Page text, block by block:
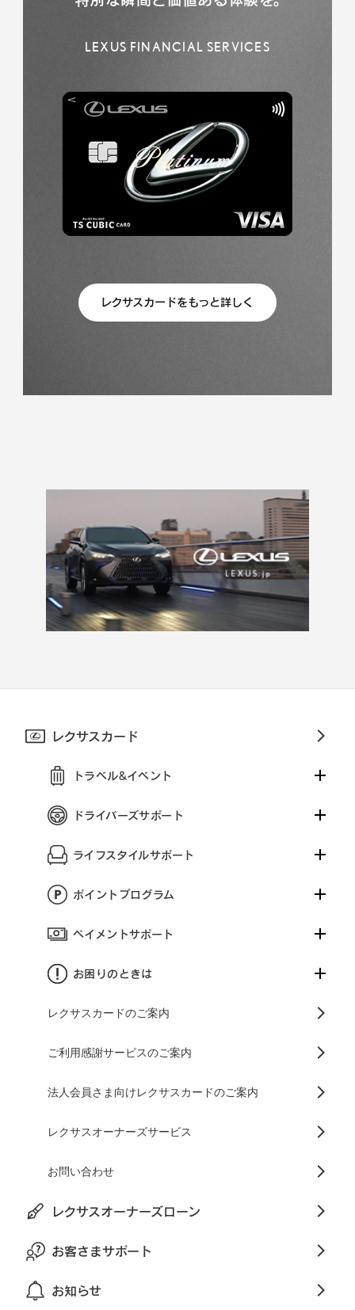
LEXUS FINANCIAL SERVICES
レクサスカードをもっと詳しく
レクサスカード
トラベル&イベント
ドライバーズサポート
ライフスタイルサポート
ポイントプログラム
ペイメントサポート
お困りのときは
レクサスカードのご案内
ご利用感謝サービスのご案内
法人会員さま向けレクサスカードのご案内
レクサスオーナーズサービス
お問い合わせ
レクサスオーナーズローン
お客さまサポート
お知らせ